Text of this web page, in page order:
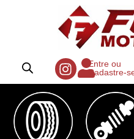
Entre ou
Cadastre-